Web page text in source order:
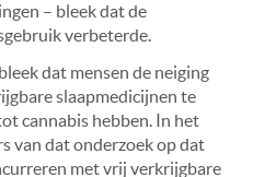
– bleek dat de
verbeterde.
dat mensen de neiging
slaapmedicijnen te
cannabis hebben. In het
van dat onderzoek op dat
met vrij verkrijgbare